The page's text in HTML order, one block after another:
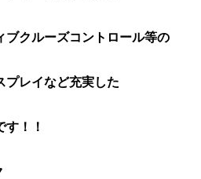
ブクルーズコントロール等の
プレイなど充実した
す！！